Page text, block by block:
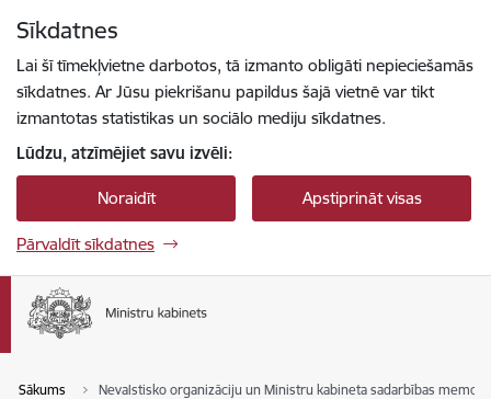
Sīkdatnes
Lai šī tīmekļvietne darbotos, tā izmanto obligāti nepieciešamās
sīkdatnes. Ar Jūsu piekrišanu papildus šajā vietnē var tikt
izmantotas statistikas un sociālo mediju sīkdatnes.
Lūdzu, atzīmējiet savu izvēli:
Noraidīt Apstiprināt visas
Pārvaldīt sīkdatnes
Sākums Nevalstisko organizāciju un Ministru kabineta sadarbības